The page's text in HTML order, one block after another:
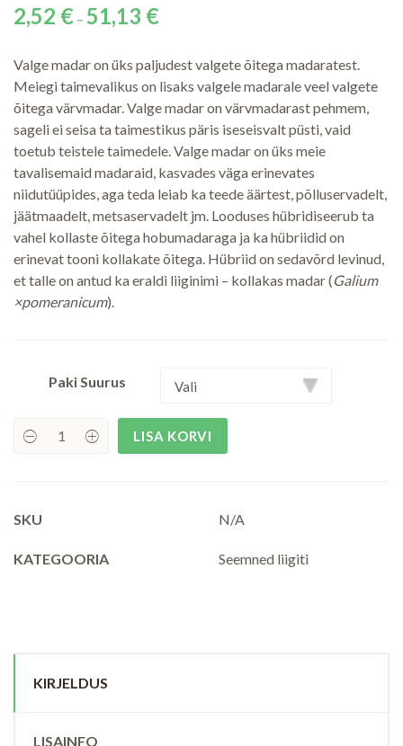
2,52 € – 51,13 €Price
through
51,13 €
Valge madar on üks paljudest valgete õitega madaratest.
Meiegi taimevalikus on lisaks valgele madarale veel valgete
õitega värvmadar. Valge madar on värvmadarast pehmem,
sageli ei seisa ta taimestikus päris iseseisvalt püsti, vaid
toetub teistele taimedele. Valge madar on üks meie
tavalisemaid madaraid, kasvades väga erinevates
niidutüüpides, aga teda leiab ka teede äärtest, põlluservadelt,
jäätmaadelt, metsaservadelt jm. Looduses hübridiseerub ta
vahel kollaste õitega hobumadaraga ja ka hübriidid on
erinevat tooni kollakate õitega. Hübriid on sedavõrd levinud,
et talle on antud ka eraldi liiginimi – kollakas madar (Galium
×pomeranicum).
Paki Suurus
Valge
LISA KORVI
SKU N/A
KATEGOORIA Seemned liigiti
KIRJELDUS
LISAINFO